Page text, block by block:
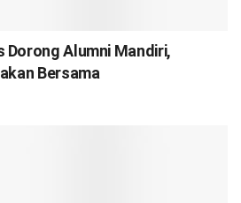
Dorong Alumni Mandiri,
Bersama